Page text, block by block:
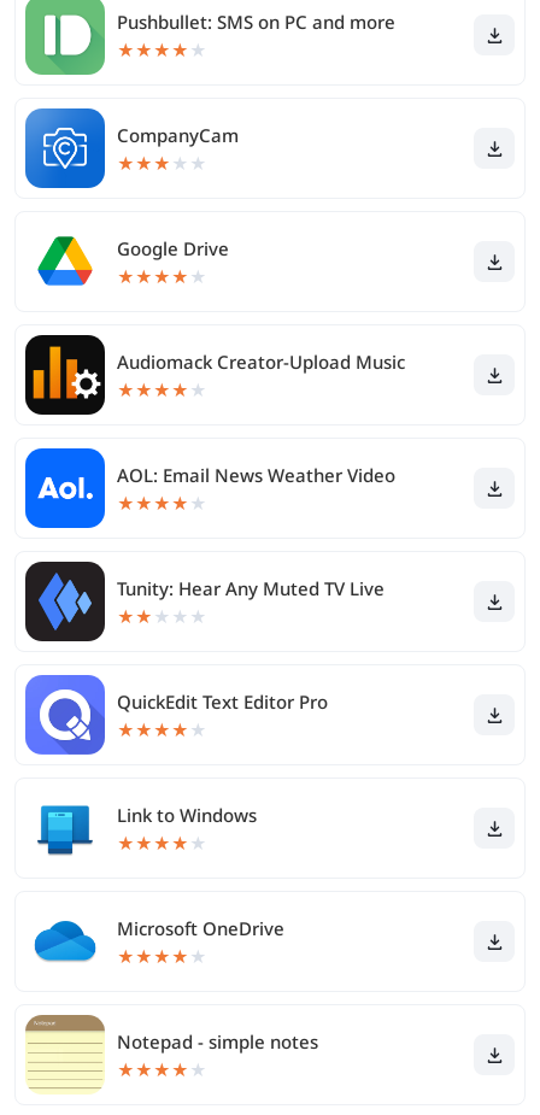
Pushbullet: SMS on PC and more
★★★★ ★
CompanyCam
★★★ ★ ★
Google Drive
★★★★ ★
Audiomack Creator-Upload Music
★★★★ ★
AOL: Email News Weather Video
★★★★ ★
Tunity: Hear Any Muted TV Live
★★ ★ ★ ★
QuickEdit Text Editor Pro
★★★★ ★
Link to Windows
★★★★ ★
Microsoft OneDrive
★★★★ ★
Notepad - simple notes
★★★★ ★